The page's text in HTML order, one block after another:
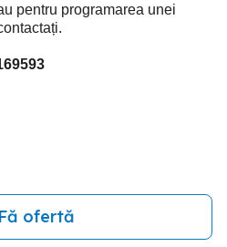
pentru programarea unei
Fă ofertă